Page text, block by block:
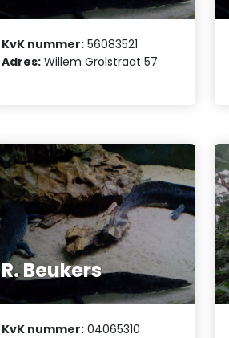
KvK nummer: 56083521
Adres: Willem Grolstraat 57
R. Beukers
KvK nummer: 04065310